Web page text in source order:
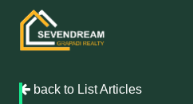
back to List Articles